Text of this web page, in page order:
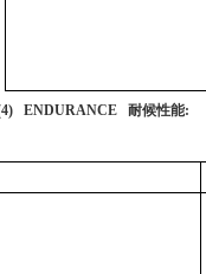
ENDURANCE 耐候性能: